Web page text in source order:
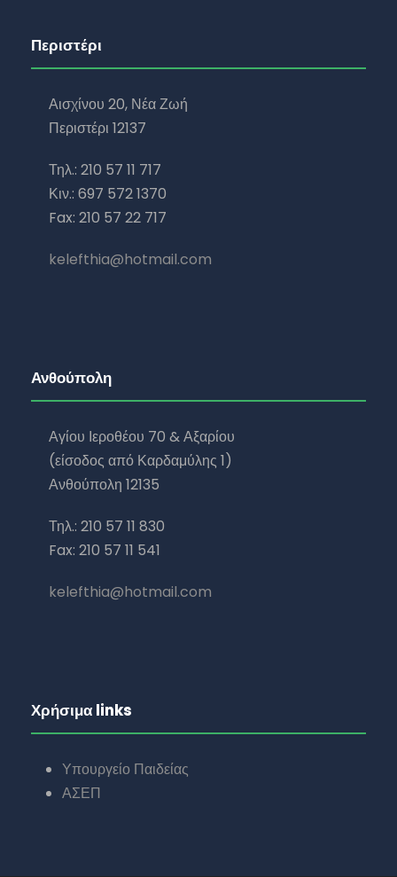
Περιστέρι
Αισχίνου 20, Νέα Ζωή
Περιστέρι 12137
Τηλ.: 210 57 11 717
Κιν.: 697 572 1370
Fax: 210 57 22 717
kelefthia@hotmail.com
Ανθούπολη
Αγίου Ιεροθέου 70 & Αξαρίου
(είσοδος από Καρδαμύλης 1)
Ανθούπολη 12135
Τηλ.: 210 57 11 830
Fax: 210 57 11 541
kelefthia@hotmail.com
Χρήσιμα links
Υπουργείο Παιδείας
ΑΣΕΠ